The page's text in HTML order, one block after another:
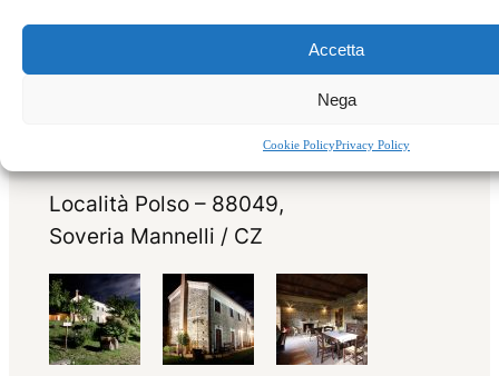
Accetta
Nega
Cookie PolicyPrivacy Policy
Località Polso – 88049,
Soveria Mannelli / CZ